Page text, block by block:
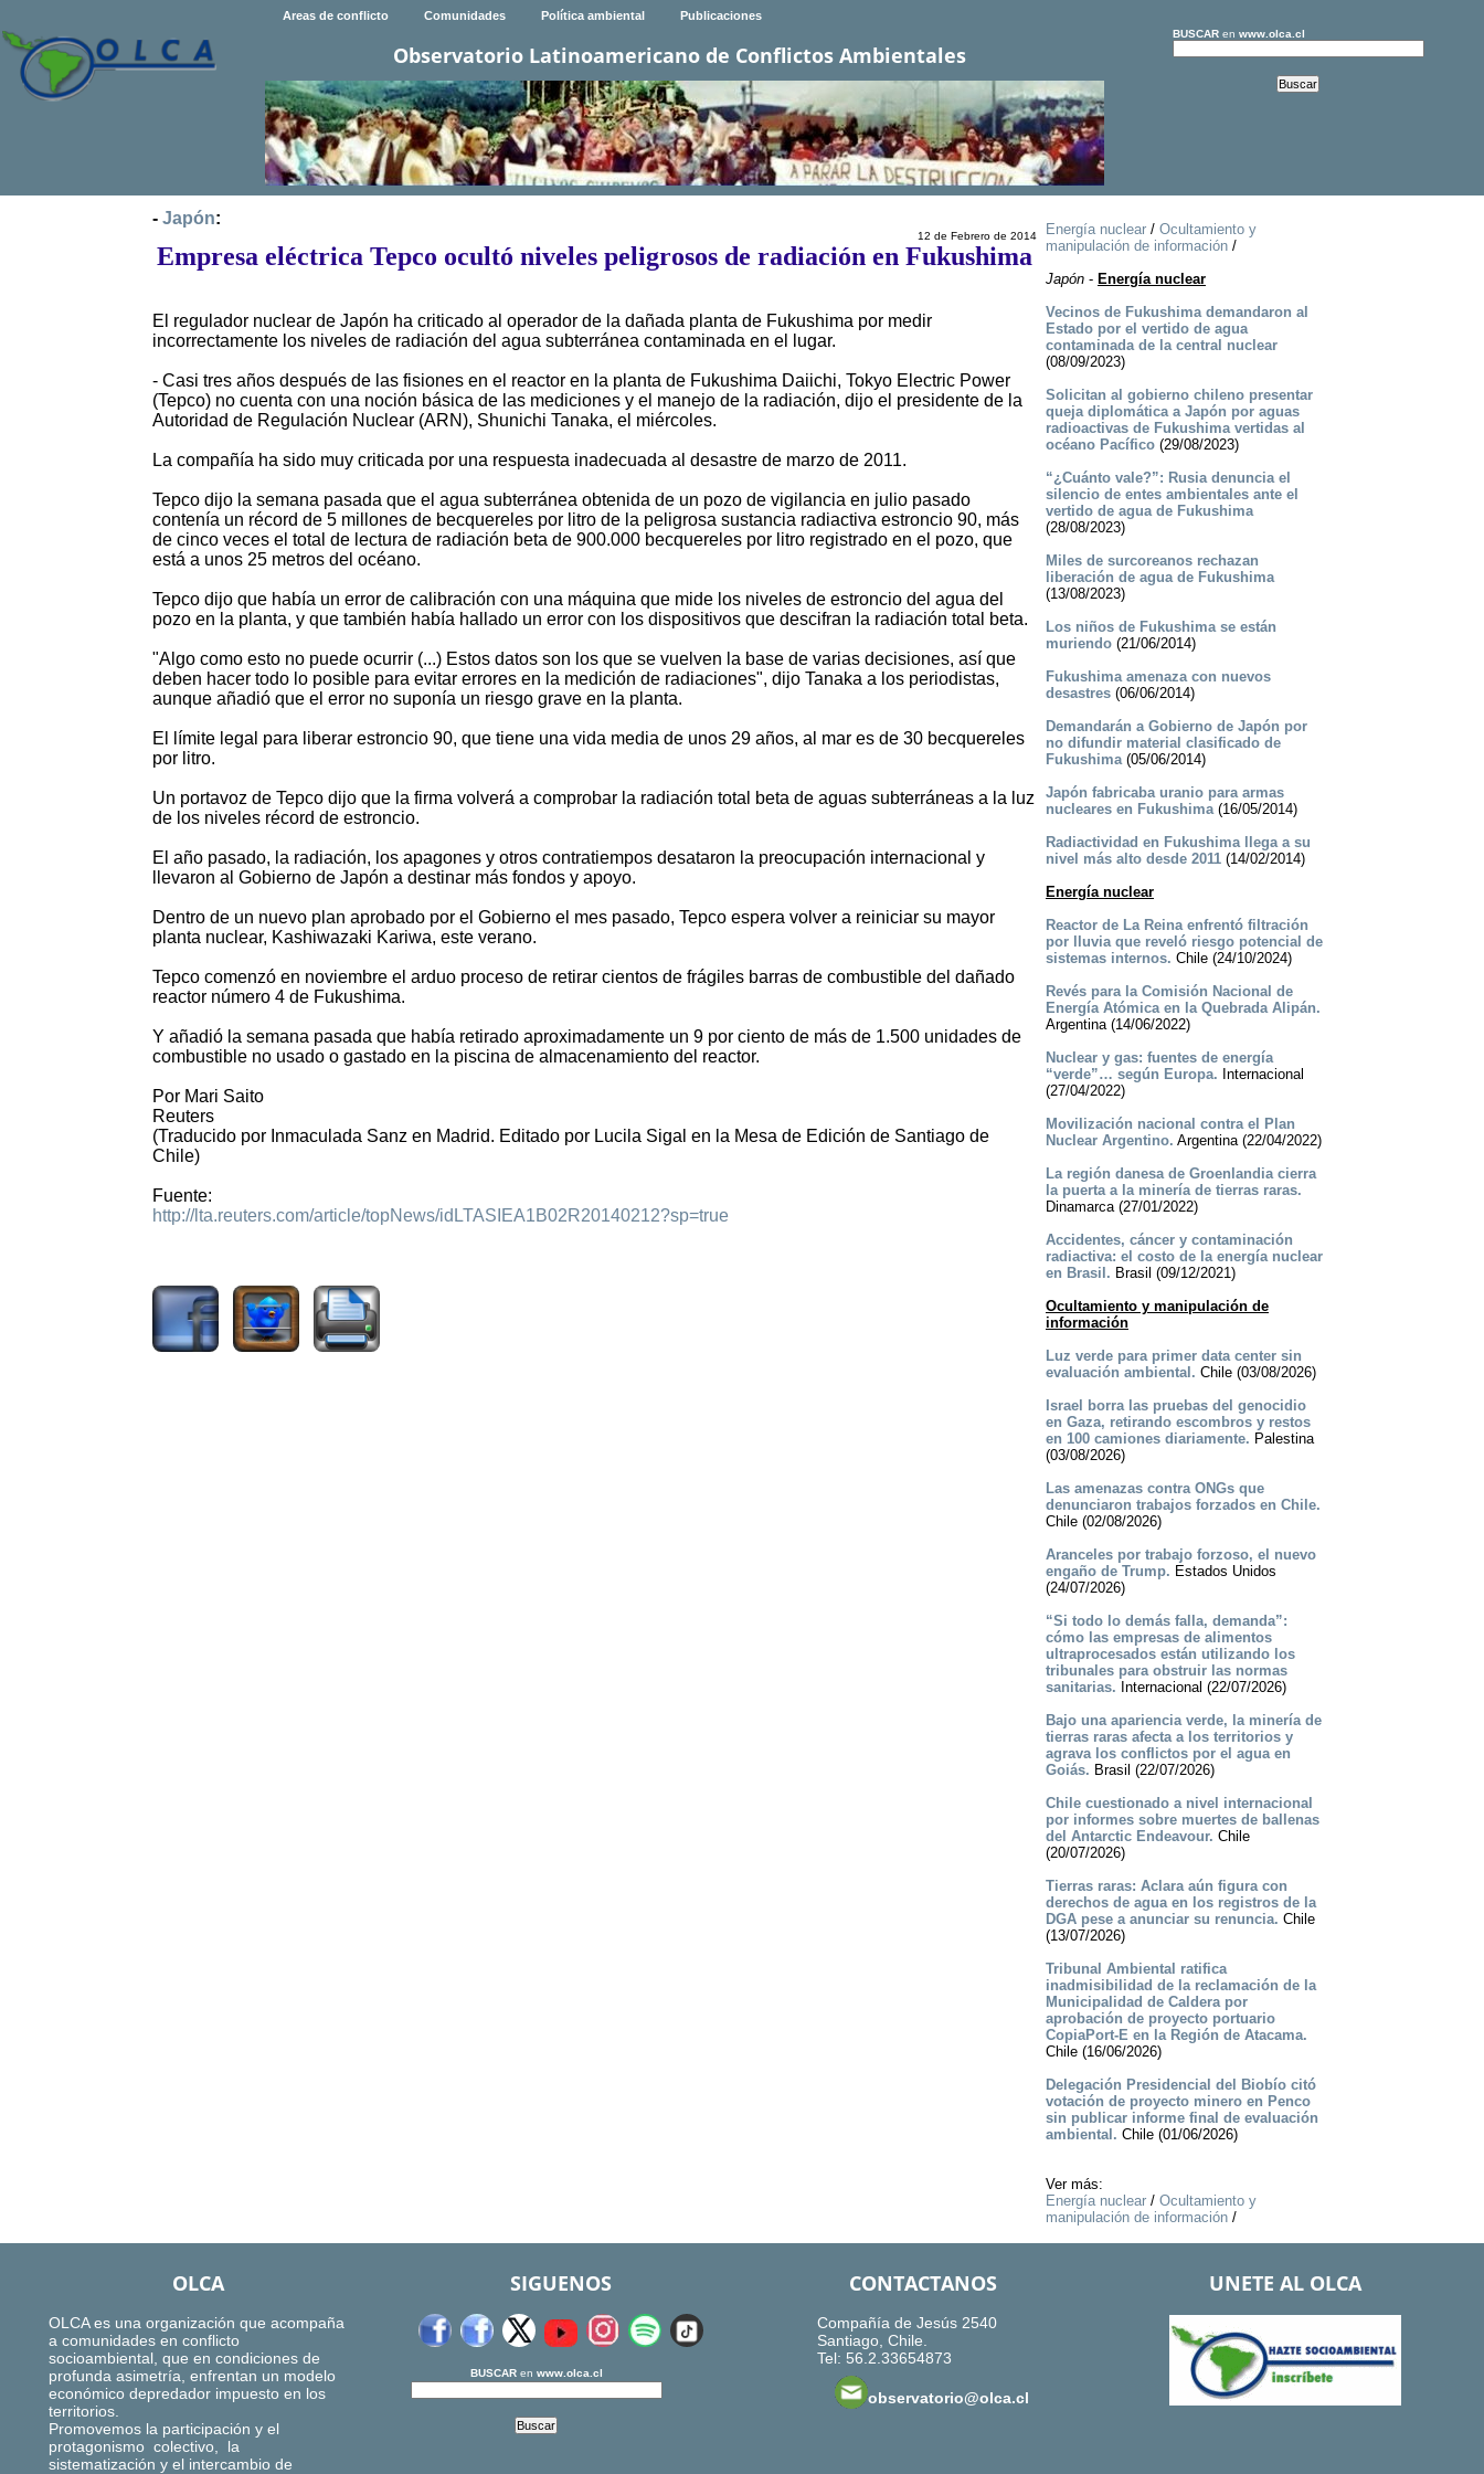
Areas de conflicto Comunidades Política ambiental Publicaciones
Observatorio Latinoamericano de Conflictos Ambientales
BUSCARen www.olca.cl
- Japón:
12 de Febrero de 2014
Empresa eléctrica Tepco ocultó niveles peligrosos de radiación en Fukushima
El regulador nuclear de Japón ha criticado al operador de la dañada planta de Fukushima por medir
incorrectamente los niveles de radiación del agua subterránea contaminada en el lugar.
- Casi tres años después de las fisiones en el reactor en la planta de Fukushima Daiichi, Tokyo Electric Power
(Tepco) no cuenta con una noción básica de las mediciones y el manejo de la radiación, dijo el presidente de la
Autoridad de Regulación Nuclear (ARN), Shunichi Tanaka, el miércoles.
La compañía ha sido muy criticada por una respuesta inadecuada al desastre de marzo de 2011.
Tepco dijo la semana pasada que el agua subterránea obtenida de un pozo de vigilancia en julio pasado
contenía un récord de 5 millones de becquereles por litro de la peligrosa sustancia radiactiva estroncio 90, más
de cinco veces el total de lectura de radiación beta de 900.000 becquereles por litro registrado en el pozo, que
está a unos 25 metros del océano.
Tepco dijo que había un error de calibración con una máquina que mide los niveles de estroncio del agua del
pozo en la planta, y que también había hallado un error con los dispositivos que descifran la radiación total beta.
"Algo como esto no puede ocurrir (...) Estos datos son los que se vuelven la base de varias decisiones, así que
deben hacer todo lo posible para evitar errores en la medición de radiaciones", dijo Tanaka a los periodistas,
aunque añadió que el error no suponía un riesgo grave en la planta.
El límite legal para liberar estroncio 90, que tiene una vida media de unos 29 años, al mar es de 30 becquereles
por litro.
Un portavoz de Tepco dijo que la firma volverá a comprobar la radiación total beta de aguas subterráneas a la luz
de los niveles récord de estroncio.
El año pasado, la radiación, los apagones y otros contratiempos desataron la preocupación internacional y
llevaron al Gobierno de Japón a destinar más fondos y apoyo.
Dentro de un nuevo plan aprobado por el Gobierno el mes pasado, Tepco espera volver a reiniciar su mayor
planta nuclear, Kashiwazaki Kariwa, este verano.
Tepco comenzó en noviembre el arduo proceso de retirar cientos de frágiles barras de combustible del dañado
reactor número 4 de Fukushima.
Y añadió la semana pasada que había retirado aproximadamente un 9 por ciento de más de 1.500 unidades de
combustible no usado o gastado en la piscina de almacenamiento del reactor.
Por Mari Saito
Reuters
(Traducido por Inmaculada Sanz en Madrid. Editado por Lucila Sigal en la Mesa de Edición de Santiago de
Chile)
Fuente:
http://lta.reuters.com/article/topNews/idLTASIEA1B02R20140212?sp=true
Energía nuclear/ Ocultamiento y
manipulación de información/
Japón- Energía nuclear
Vecinos de Fukushima demandaron al
Estado por el vertido de agua
contaminada de la central nuclear
(08/09/2023)
Solicitan al gobierno chileno presentar
queja diplomática a Japón por aguas
radioactivas de Fukushima vertidas al
océano Pacífico(29/08/2023)
“¿Cuánto vale?”: Rusia denuncia el
silencio de entes ambientales ante el
vertido de agua de Fukushima
(28/08/2023)
Miles de surcoreanos rechazan
liberación de agua de Fukushima
(13/08/2023)
Los niños de Fukushima se están
muriendo(21/06/2014)
Fukushima amenaza con nuevos
desastres(06/06/2014)
Demandarán a Gobierno de Japón por
no difundir material clasificado de
Fukushima(05/06/2014)
Japón fabricaba uranio para armas
nucleares en Fukushima(16/05/2014)
Radiactividad en Fukushima llega a su
nivel más alto desde 2011(14/02/2014)
Energía nuclear
Reactor de La Reina enfrentó filtración
por lluvia que reveló riesgo potencial de
sistemas internos. Chile (24/10/2024)
Revés para la Comisión Nacional de
Energía Atómica en la Quebrada Alipán.
Argentina (14/06/2022)
Nuclear y gas: fuentes de energía
“verde”… según Europa. Internacional
(27/04/2022)
Movilización nacional contra el Plan
Nuclear Argentino. Argentina (22/04/2022)
La región danesa de Groenlandia cierra
la puerta a la minería de tierras raras.
Dinamarca (27/01/2022)
Accidentes, cáncer y contaminación
radiactiva: el costo de la energía nuclear
en Brasil. Brasil (09/12/2021)
Ocultamiento y manipulación de
información
Luz verde para primer data center sin
evaluación ambiental. Chile (03/08/2026)
Israel borra las pruebas del genocidio
en Gaza, retirando escombros y restos
en 100 camiones diariamente. Palestina
(03/08/2026)
Las amenazas contra ONGs que
denunciaron trabajos forzados en Chile.
Chile (02/08/2026)
Aranceles por trabajo forzoso, el nuevo
engaño de Trump. Estados Unidos
(24/07/2026)
“Si todo lo demás falla, demanda”:
cómo las empresas de alimentos
ultraprocesados están utilizando los
tribunales para obstruir las normas
sanitarias. Internacional (22/07/2026)
Bajo una apariencia verde, la minería de
tierras raras afecta a los territorios y
agrava los conflictos por el agua en
Goiás. Brasil (22/07/2026)
Chile cuestionado a nivel internacional
por informes sobre muertes de ballenas
del Antarctic Endeavour. Chile
(20/07/2026)
Tierras raras: Aclara aún figura con
derechos de agua en los registros de la
DGA pese a anunciar su renuncia. Chile
(13/07/2026)
Tribunal Ambiental ratifica
inadmisibilidad de la reclamación de la
Municipalidad de Caldera por
aprobación de proyecto portuario
CopiaPort-E en la Región de Atacama.
Chile (16/06/2026)
Delegación Presidencial del Biobío citó
votación de proyecto minero en Penco
sin publicar informe final de evaluación
ambiental. Chile (01/06/2026)
Ver más:
Energía nuclear/ Ocultamiento y
manipulación de información/
OLCA
OLCA es una organización que acompaña
a comunidades en conflicto
socioambiental, que en condiciones de
profunda asimetría, enfrentan un modelo
económico depredador impuesto en los
territorios.
Promovemos la participación y el
protagonismo colectivo, la
sistematización y el intercambio de
SIGUENOS
BUSCARen www.olca.cl
CONTACTANOS
Compañía de Jesús 2540
Santiago, Chile.
Tel: 56.2.33654873
observatorio@olca.cl
UNETE AL OLCA